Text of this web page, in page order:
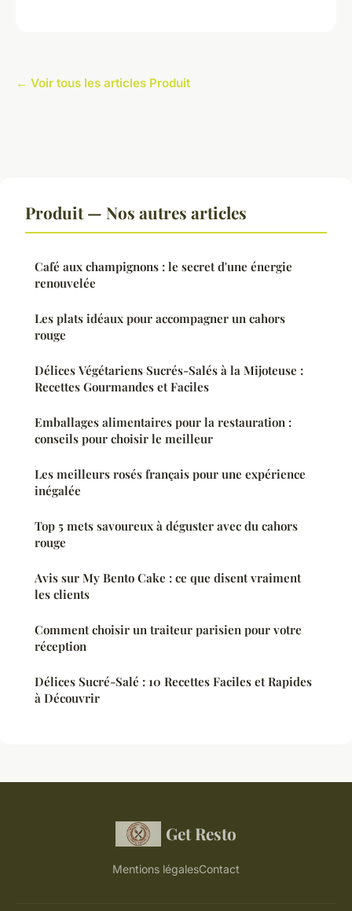
← Voir tous les articles Produit
Produit — Nos autres articles
Café aux champignons : le secret d'une énergie
renouvelée
Les plats idéaux pour accompagner un cahors
rouge
Délices Végétariens Sucrés-Salés à la Mijoteuse :
Recettes Gourmandes et Faciles
Emballages alimentaires pour la restauration :
conseils pour choisir le meilleur
Les meilleurs rosés français pour une expérience
inégalée
Top 5 mets savoureux à déguster avec du cahors
rouge
Avis sur My Bento Cake : ce que disent vraiment
les clients
Comment choisir un traiteur parisien pour votre
réception
Délices Sucré-Salé : 10 Recettes Faciles et Rapides
à Découvrir
Get Resto
Mentions légalesContact